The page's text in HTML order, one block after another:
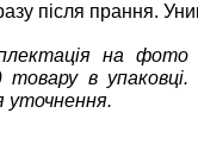
після прання.
на фото
товару в упаковці.
уточнення.